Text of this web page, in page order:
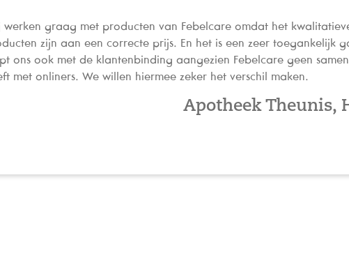
werken graag met producten van Febelcare omdat het
zijn aan een correcte prijs. En het is een zeer toegankelijk
ons ook met de klantenbinding aangezien Febelcare geen
met onliners. We willen hiermee zeker het verschil maken.
Apotheek Theunis,